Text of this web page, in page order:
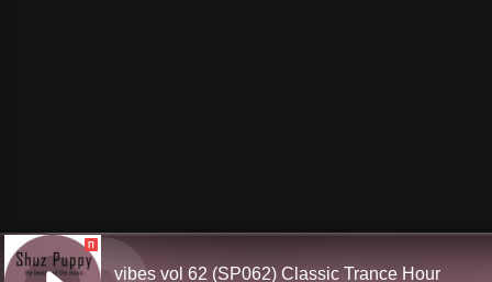
П
vibes vol 62 (SP062) Classic Trance Hour